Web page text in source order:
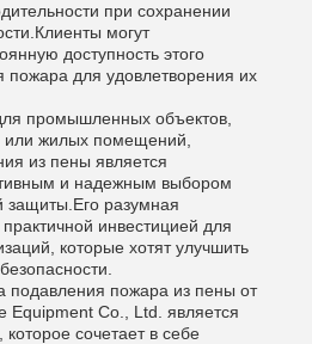
при сохранении
могут
доступность этого
для удовлетворения их
промышленных объектов,
или жилых помещений,
из пены является
и надежным выбором
защиты.Его разумная
инвестицией для
которые хотят улучшить
подавления пожара из пены от
Equipment Co., Ltd. является
сочетает в себе